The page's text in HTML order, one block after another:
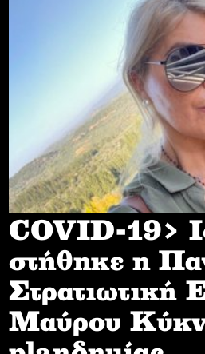
COVID-19>
στήθηκε η
Στρατιωτική
Mαύρου